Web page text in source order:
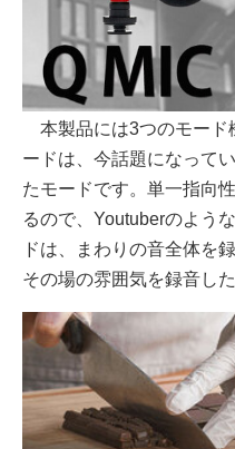
本製品には3つのモード
ードは、今話題になって
たモードです。単一指向
るので、Youtuberのよう
ドは、まわりの音全体を
その場の雰囲気を録音し